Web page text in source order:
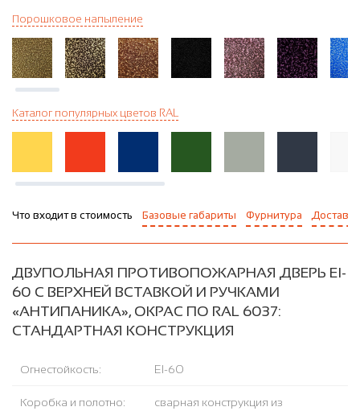
Порошковое напыление
Каталог популярных цветов RAL
Что входит в стоимость Базовые габариты Фурнитура Доставка
ДВУПОЛЬНАЯ ПРОТИВОПОЖАРНАЯ ДВЕРЬ EI-
60 С ВЕРХНЕЙ ВСТАВКОЙ И РУЧКАМИ
«АНТИПАНИКА», ОКРАС ПО RAL 6037:
СТАНДАРТНАЯ КОНСТРУКЦИЯ
Огнестойкость: EI-60
Коробка и полотно:
сварная конструкция из